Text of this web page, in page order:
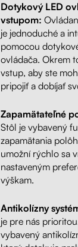
Dotykový LED
vstupom:
je jednoduché a
pomocou
ovládača. Okrem
vstup, aby ste
pripojiť a dobíjať
Zapamätateľné
Stôl je vybavený
zapamätania
umožní rýchlo sa
nastaveným
výškam.
Antikolízny
je pre nás
vybavený